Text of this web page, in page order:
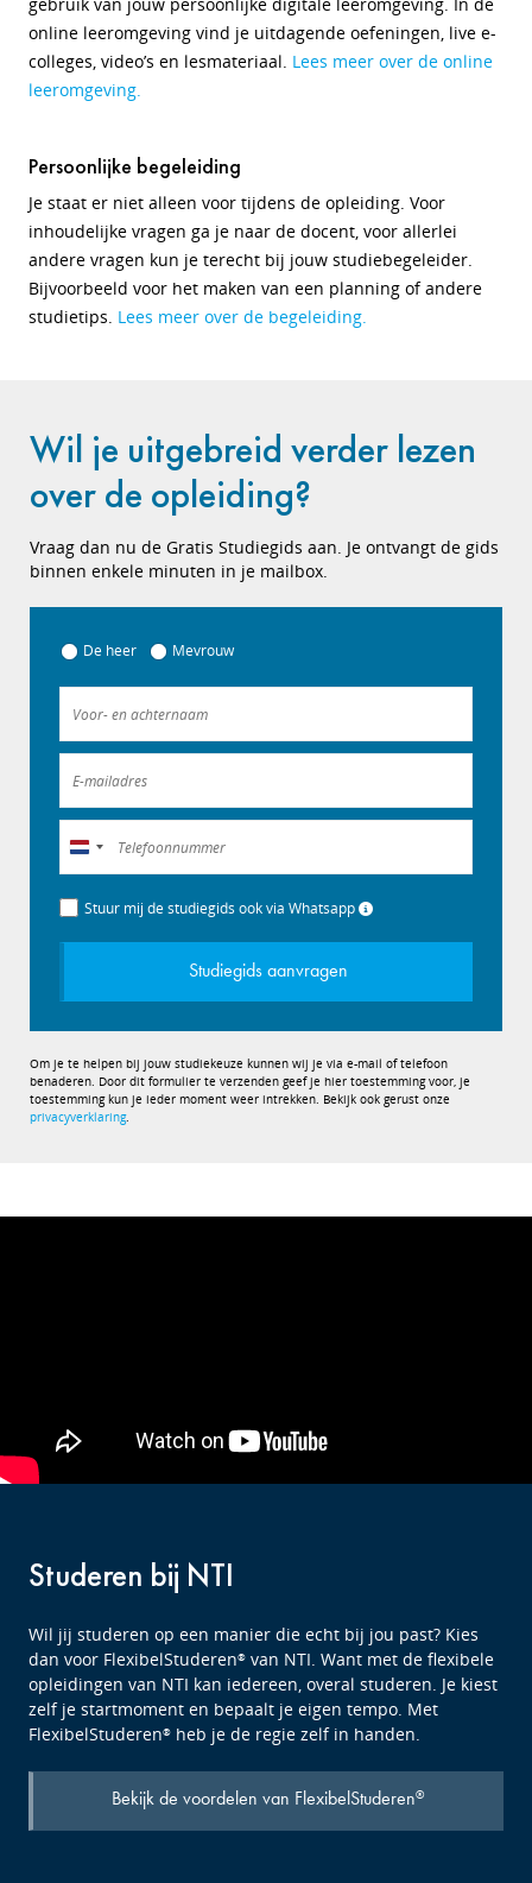
online leeromgeving vind je uitdagende oefeningen, live e-
colleges, video’s en lesmateriaal. Lees meer over de online
leeromgeving.
Persoonlijke begeleiding
Je staat er niet alleen voor tijdens de opleiding. Voor
inhoudelijke vragen ga je naar de docent, voor allerlei
andere vragen kun je terecht bij jouw studiebegeleider.
Bijvoorbeeld voor het maken van een planning of andere
studietips. Lees meer over de begeleiding.
Wil je uitgebreid verder lezen
over de opleiding?
Vraag dan nu de Gratis Studiegids aan. Je ontvangt de gids
binnen enkele minuten in je mailbox.
De heer Mevrouw
Nederland
+31
Stuur mij de studiegids ook via Whatsapp
Studiegids aanvragen
Om je te helpen bij jouw studiekeuze kunnen wij je via e-mail of telefoon
benaderen. Door dit formulier te verzenden geef je hier toestemming voor, je
toestemming kun je ieder moment weer intrekken. Bekijk ook gerust onze
privacyverklaring.
Studeren bij NTI
Wil jij studeren op een manier die echt bij jou past? Kies
dan voor FlexibelStuderen® van NTI. Want met de flexibele
opleidingen van NTI kan iedereen, overal studeren. Je kiest
zelf je startmoment en bepaalt je eigen tempo. Met
FlexibelStuderen® heb je de regie zelf in handen.
Bekijk de voordelen van FlexibelStuderen®